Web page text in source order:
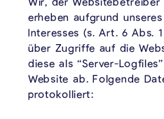
erheben aufgrund
Interesses (s. Art. 6 Abs.
über Zugriffe auf die
diese als “Server-
Website ab. Folgende
protokolliert: